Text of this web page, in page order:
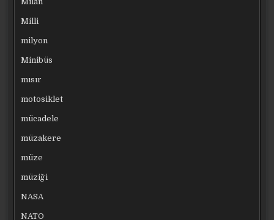
Milli
milyon
Minibüs
mısır
motosiklet
mücadele
müzakere
müze
müziği
NASA
NATO